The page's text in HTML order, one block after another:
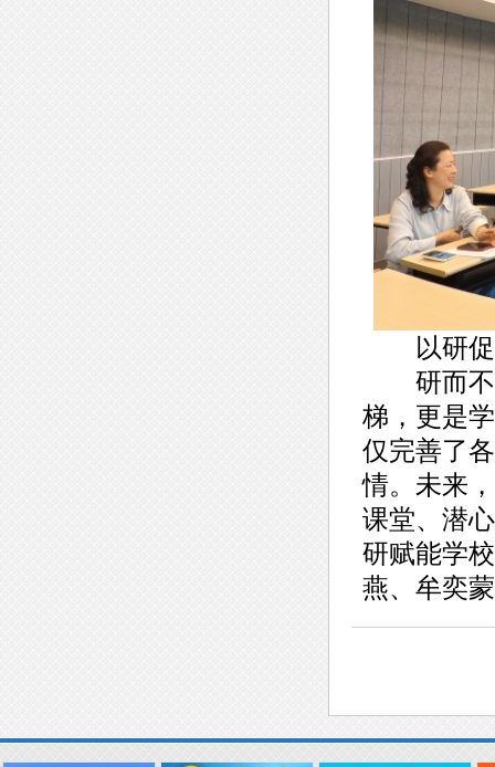
以研促
研而不
梯，更是
仅完善了
情。未来
课堂、潜
研赋能学
燕、牟奕